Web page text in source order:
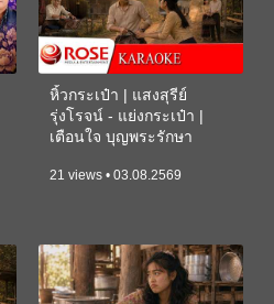
หิ้วกระเป๋า | แสงสุรีย์
รุ่งโรจน์ - แย่งกระเป๋า |
เตือนใจ บุญพระรักษา
21 views • 03.08.2569